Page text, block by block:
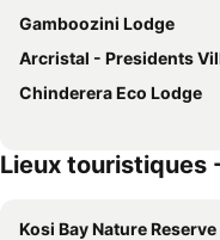
Gamboozini Lodge
Arcristal - Presidents
Chinderera Eco Lodge
Lieux touristiques
Kosi Bay Nature Reserve